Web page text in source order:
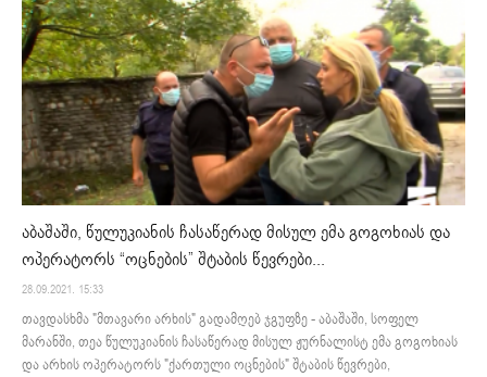
აბაშაში, წულუკიანის ჩასაწერად მისულ ემა გოგოხიას და
ოპერატორს “ოცნების” შტაბის წევრები...
28.09.2021. 15:33
თავდასხმა "მთავარი არხის" გადამღებ ჯგუფზე - აბაშაში, სოფელ
მარანში, თეა წულუკიანის ჩასაწერად მისულ ჟურნალისტ ემა გოგოხიას
და არხის ოპერატორს "ქართული ოცნების" შტაბის წევრები,